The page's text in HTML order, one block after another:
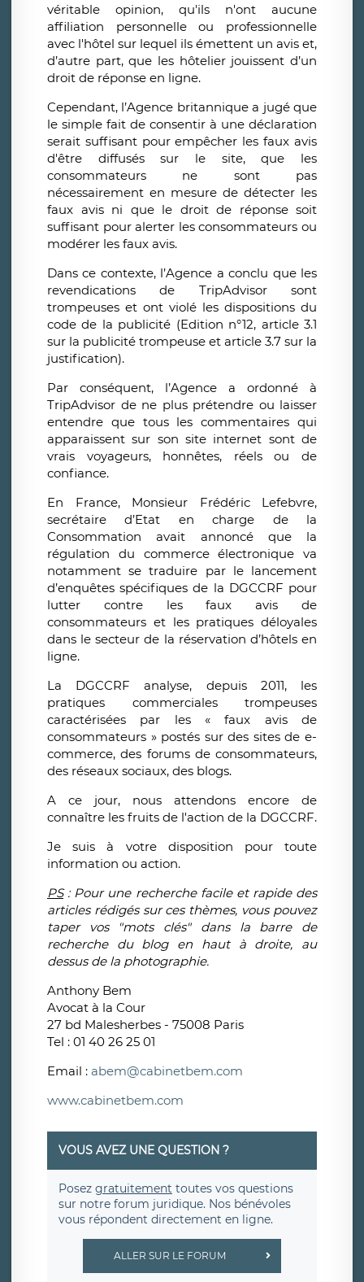
véritable opinion, qu'ils n'ont aucune
affiliation personnelle ou professionnelle
avec l'hôtel sur lequel ils émettent un avis et,
d’autre part, que les hôtelier jouissent d’un
droit de réponse en ligne.
Cependant, l’Agence britannique a jugé que
le simple fait de consentir à une déclaration
serait suffisant pour empêcher les faux avis
d'être diffusés sur le site, que les
consommateurs ne sont pas
nécessairement en mesure de détecter les
faux avis ni que le droit de réponse soit
suffisant pour alerter les consommateurs ou
modérer les faux avis.
Dans ce contexte, l’Agence a conclu que les
revendications de TripAdvisor sont
trompeuses et ont violé les dispositions du
code de la publicité (Edition n°12, article 3.1
sur la publicité trompeuse et article 3.7 sur la
justification).
Par conséquent, l’Agence a ordonné à
TripAdvisor de ne plus prétendre ou laisser
entendre que tous les commentaires qui
apparaissent sur son site internet sont de
vrais voyageurs, honnêtes, réels ou de
confiance.
En France, Monsieur Frédéric Lefebvre,
secrétaire d’Etat en charge de la
Consommation avait annoncé que la
régulation du commerce électronique va
notamment se traduire par le lancement
d’enquêtes spécifiques de la DGCCRF pour
lutter contre les faux avis de
consommateurs et les pratiques déloyales
dans le secteur de la réservation d’hôtels en
ligne.
La DGCCRF analyse, depuis 2011, les
pratiques commerciales trompeuses
caractérisées par les « faux avis de
consommateurs » postés sur des sites de e-
commerce, des forums de consommateurs,
des réseaux sociaux, des blogs.
A ce jour, nous attendons encore de
connaître les fruits de l'action de la DGCCRF.
Je suis à votre disposition pour toute
information ou action.
PS: Pour une recherche facile et rapide des
articles rédigés sur ces thèmes, vous pouvez
taper vos "mots clés" dans la barre de
recherche du blog en haut à droite, au
dessus de la photographie.
Anthony Bem
Avocat à la Cour
27 bd Malesherbes - 75008 Paris
Tel : 01 40 26 25 01
Email : abem@cabinetbem.com
www.cabinetbem.com
VOUS AVEZ UNE QUESTION ?
Posez gratuitement toutes vos questions
sur notre forum juridique. Nos bénévoles
vous répondent directement en ligne.
ALLER SUR LE FORUM